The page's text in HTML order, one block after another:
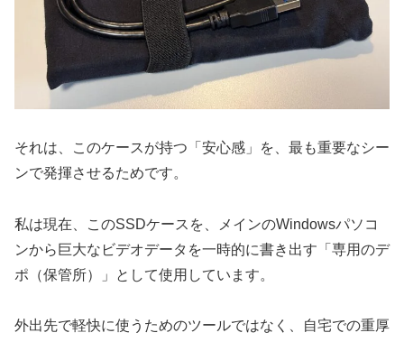
それは、このケースが持つ「安心感」を、最も重要なシー
ンで発揮させるためです。
私は現在、このSSDケースを、メインのWindowsパソコ
ンから巨大なビデオデータを一時的に書き出す「専用のデ
ポ（保管所）」として使用しています。
外出先で軽快に使うためのツールではなく、自宅での重厚